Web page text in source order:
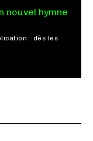
nouvel hymne
: dès les